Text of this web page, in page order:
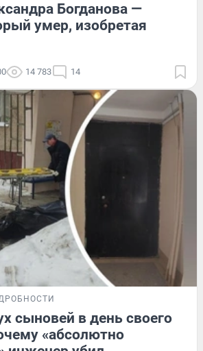
Богданова —
умер, изобретая
14 783 14
сыновей в день своего
«абсолютно